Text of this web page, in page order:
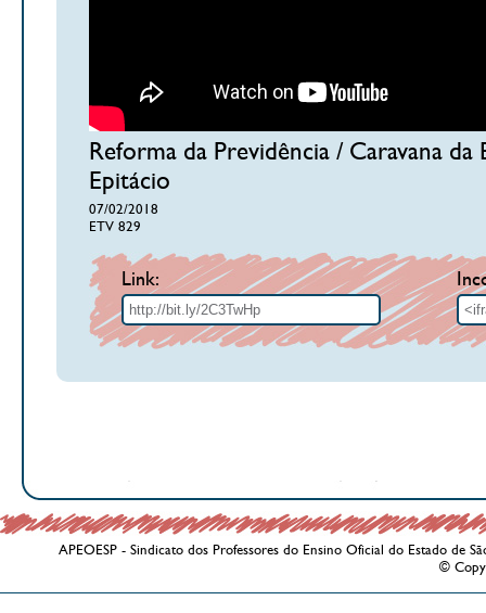
Reforma da Previdência / Caravana da
Epitácio
07/02/2018
ETV 829
Link:
APEOESP - Sindicato dos Professores do Ensino Oficial do Estado de
©